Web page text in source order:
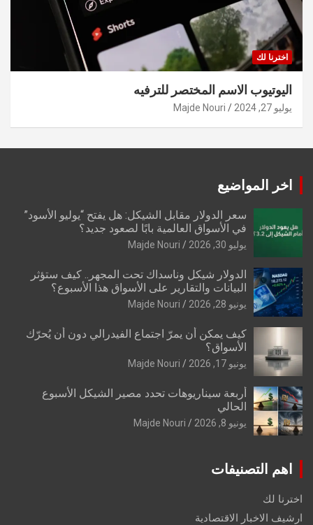
اخترنا لك
اليوتيوب الاسم المختصر للترفيه
يوليو 27, 2024 Majde Nouri
اخر المواضيع
سعر الدولار مقابل الشيكل: هل يفتح “يوليو الأسود”
في الأسواق العالمية بابًا لصعود جديد؟
يوليو 30, 2026 Majde Nouri
الدولار شيكل وناسداك تحت المجهر.. كيف ستؤثر
البيانات والتقارير على الأسواق هذا الأسبوع؟
يونيو 28, 2026 Majde Nouri
كيف يمكن أن يمرّ اجتماع الفيدرالي دون أن يُحرّك
الأسواق؟
يونيو 17, 2026 Majde Nouri
أربعة سيناريوهات تحدد مصير الشيكل الأسبوع
الحالي
يونيو 8, 2026 Majde Nouri
اهم التصنيفات
اخترنا لك
ارشيف الاخبار الاقتصادية